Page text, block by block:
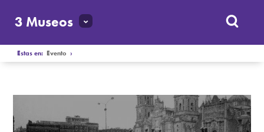
3 Museos
Estas en:Evento ›